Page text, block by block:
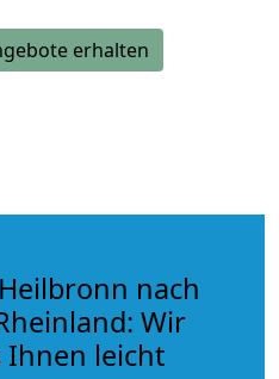
erhalten
nach
Wir
Ihnen leicht